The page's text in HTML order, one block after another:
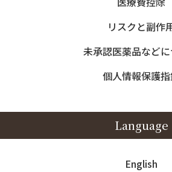
医院紹介 料金・その他
Fee – Other
リスクと副作
未承認医薬品など
個人情報保護
Language
English